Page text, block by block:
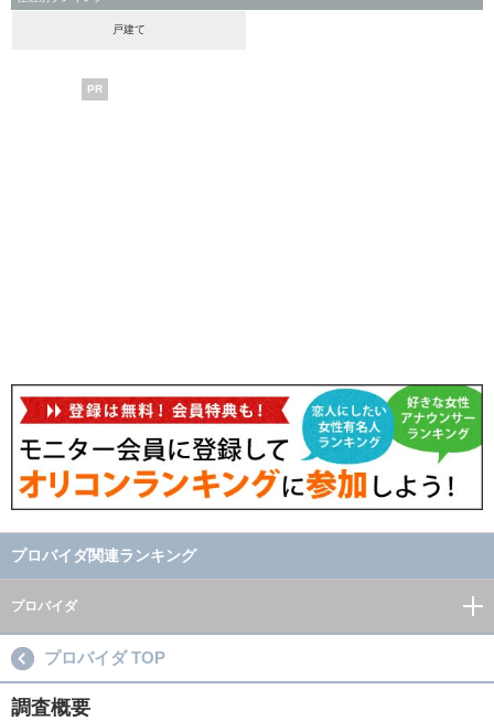
戸建て
PR
プロバイダ関連ランキング
プロバイダ
プロバイダ TOP
調査概要